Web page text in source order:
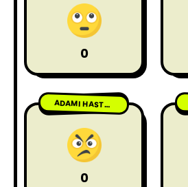
0
ADAMI HASTA ETME
0